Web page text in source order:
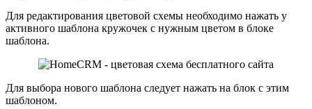
Для редактирования цветовой схемы необходимо нажать у
активного шаблона кружочек с нужным цветом в блоке
шаблона.
Для выбора нового шаблона следует нажать на блок с этим
шаблоном.